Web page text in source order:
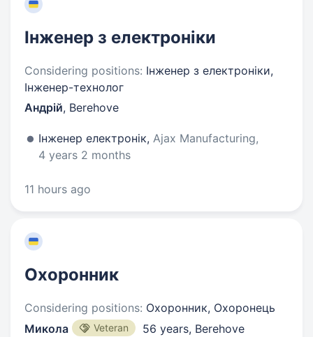
Інженер з електроніки
Considering positions: Інженер з електроніки,
Інженер-технолог
Андрій, Berehove
Інженер електронік, Ajax Manufacturing,
4 years 2 months
11 hours ago
Охоронник
Considering positions: Охоронник, Охоронець
Микола
Veteran 56 years, Berehove